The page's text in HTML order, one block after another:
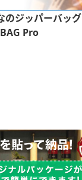
のジッパーバッグ
BAG Pro